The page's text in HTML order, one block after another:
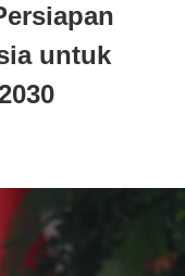
untuk